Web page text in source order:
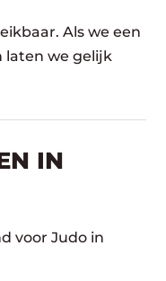
Als we een
laten we gelijk
IN
voor Judo in